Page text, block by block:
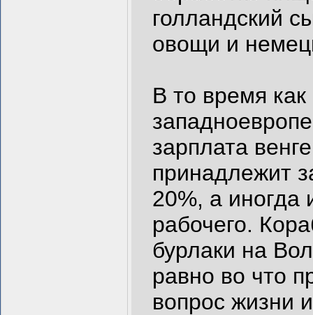
голландский
овощи и
В то время
зарплата
принадлежит
20%, а иногда
рабочего.
бурлаки на
равно во что
вопрос жизни